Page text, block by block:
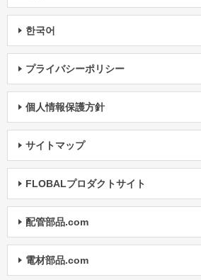
한국어
プライバシーポリシー
個人情報保護方針
サイトマップ
FLOBALプロダクトサイト
配管部品.com
電材部品.com